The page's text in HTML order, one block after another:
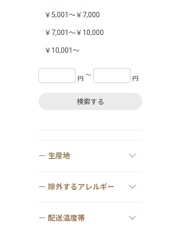
￥5,001～￥7,000
￥7,001～￥10,000
￥10,001～
円 〜 円
検索する
生産地
除外するアレルギー
配送温度帯